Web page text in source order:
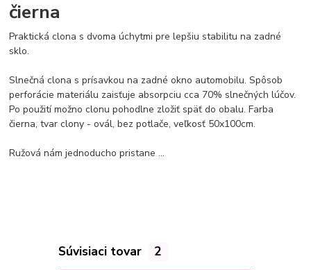
čierna
Praktická clona s dvoma úchytmi pre lepšiu stabilitu na zadné
sklo.
Slnečná clona s prísavkou na zadné okno automobilu. Spôsob
perforácie materiálu zaisťuje absorpciu cca 70% slnečných lúčov.
Po použití možno clonu pohodlne zložiť späť do obalu. Farba
čierna, tvar clony - ovál, bez potlače, veľkosť 50x100cm.
Ružová nám jednoducho pristane ...
Súvisiaci tovar 2